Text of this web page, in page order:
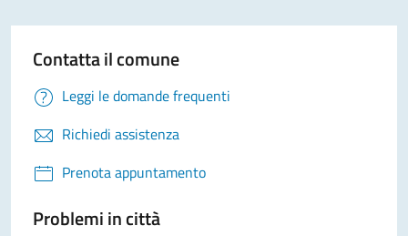
Contatta il comune
Leggi le domande frequenti
Richiedi assistenza
Prenota appuntamento
Problemi in città